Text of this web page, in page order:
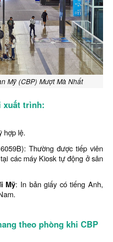
Mỹ (CBP) Mượt Mà Nhất
xuất trình:
hợp lệ.
Thường được tiếp viên
các máy Kiosk tự động ở sân
Mỹ: In bản giấy có tiếng Anh,
theo phòng khi CBP